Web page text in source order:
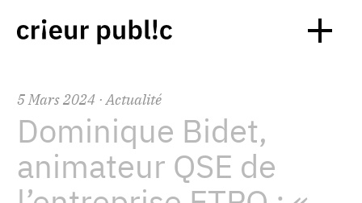
5Mars2024 · Actualité
Dominique Bidet,
animateur QSE de